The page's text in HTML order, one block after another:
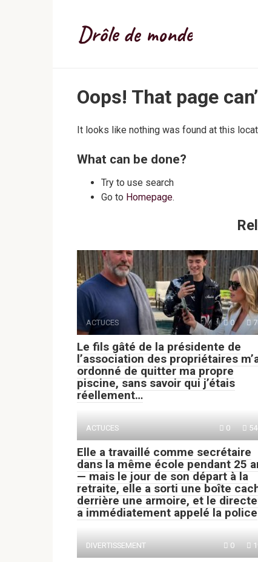
Drôle de monde
Oops! That page
It looks like nothing was found at this
What can be done?
Try to use search
Go to Homepage.
ACTUCES 0
Le fils gâté de la présidente de
l’association des propriétaires
ordonné de quitter ma propre
piscine, sans savoir qui j’étais
réellement…
ACTUCES 0
Elle a travaillé comme secrétaire
dans la même école pendant 25
— mais le jour de son départ à la
retraite, elle a sorti une boîte
derrière une armoire, et le
a immédiatement appelé la police
DIVERTISSEMENT 0